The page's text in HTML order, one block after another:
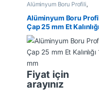
Alüminyum Boru Profili,
Alüminyum Profil
İndirimli Ürünler
Alüminyum Boru
Çap 25 mm Et
mm
Fiyat için
arayınız